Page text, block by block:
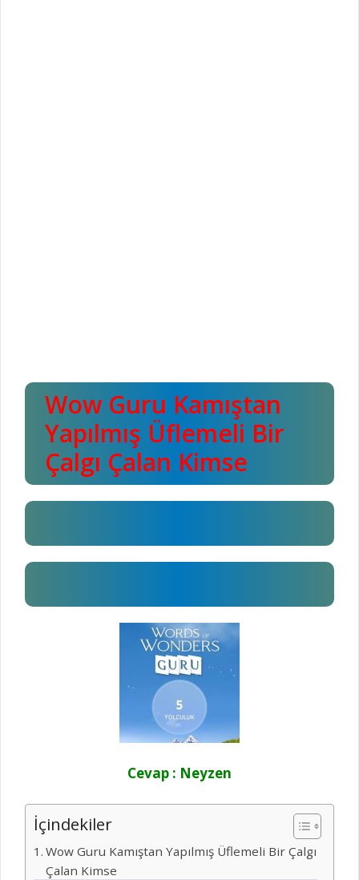
Wow Guru Kamıştan
Yapılmış Üflemeli Bir
Çalgı Çalan Kimse
Cevap : Neyzen
İçindekiler
Wow Guru Kamıştan Yapılmış Üflemeli Bir Çalgı
Çalan Kimse